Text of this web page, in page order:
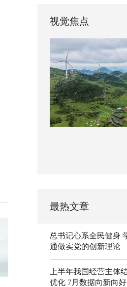
视觉焦点
最热文章
总书记心系全民健身
通做实党的创新理论
上半年我国经营主体
优化 7月数据向新向好